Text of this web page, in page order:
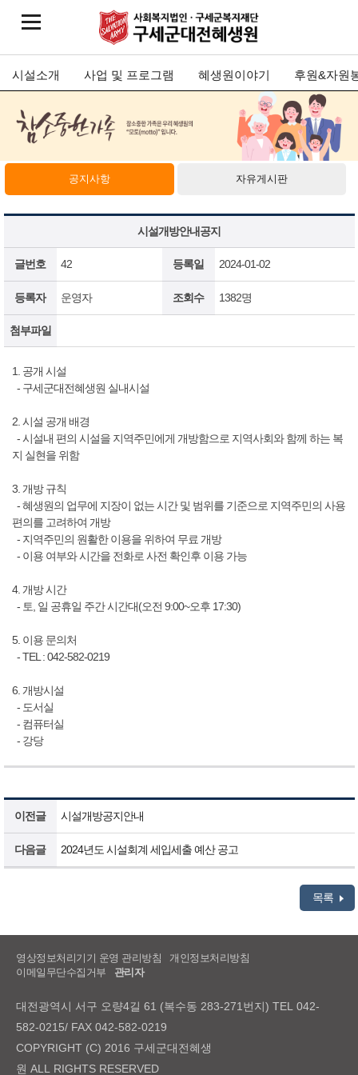
시설소개 사업 및 프로그램 혜생원이야기 후원&자원
공지사항 자유게시판
시설개방안내공지
글번호 42 등록일 2024-01-02
등록자 운영자 조회수 1382명
첨부파일
1. 공개 시설
- 구세군대전혜생원 실내시설
2. 시설 공개 배경
- 시설내 편의 시설을 지역주민에게 개방함으로 지역사회와 함께 하는 복
지 실현을 위함
3. 개방 규칙
- 혜생원의 업무에 지장이 없는 시간 및 범위를 기준으로 지역주민의 사용
편의를 고려하여 개방
- 지역주민의 원활한 이용을 위하여 무료 개방
- 이용 여부와 시간을 전화로 사전 확인후 이용 가능
4. 개방 시간
- 토, 일 공휴일 주간 시간대(오전 9:00~오후 17:30)
5. 이용 문의처
- TEL : 042-582-0219
6. 개방시설
- 도서실
- 컴퓨터실
- 강당
이전글 시설개방공지안내
다음글 2024년도 시설회계 세입세출 예산 공고
목록
영상정보처리기기 운영 관리방침
개인정보처리방침
이메일무단수집거부
관리자
대전광역시 서구 오량4길 61 (복수동 283-271번지) TEL 042-
582-0215/ FAX 042-582-0219
COPYRIGHT (C) 2016 구세군대전혜생
원 ALL RIGHTS RESERVED